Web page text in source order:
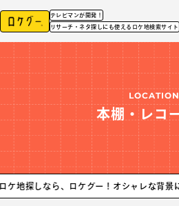
テレビマンが開発！
リサーチ・ネタ探しにも使えるロケ地検索サイト
LOCATION
本棚・レコ
、ロケグー！ オシャレな背景に大活躍！本